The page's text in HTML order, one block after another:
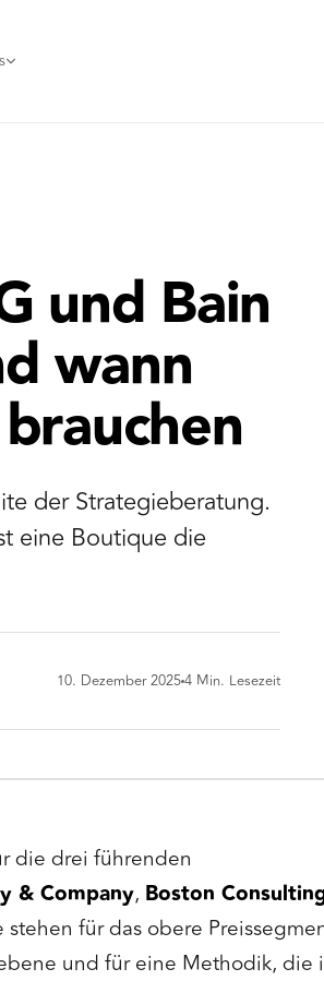
und Bain
wann
der Strategieberatung.
eine Boutique die
10. Dezember 20254 Min. Lesezeit
die drei führenden
& Company, Boston
stehen für das obere
und für eine Methodik, die